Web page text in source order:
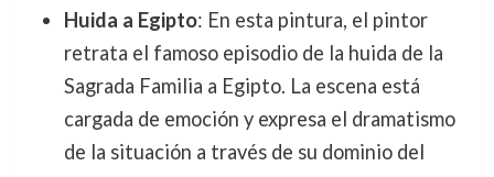
Huida a Egipto: En esta pintura, el pintor
retrata el famoso episodio de la huida de la
Sagrada Familia a Egipto. La escena está
cargada de emoción y expresa el dramatismo
de la situación a través de su dominio del